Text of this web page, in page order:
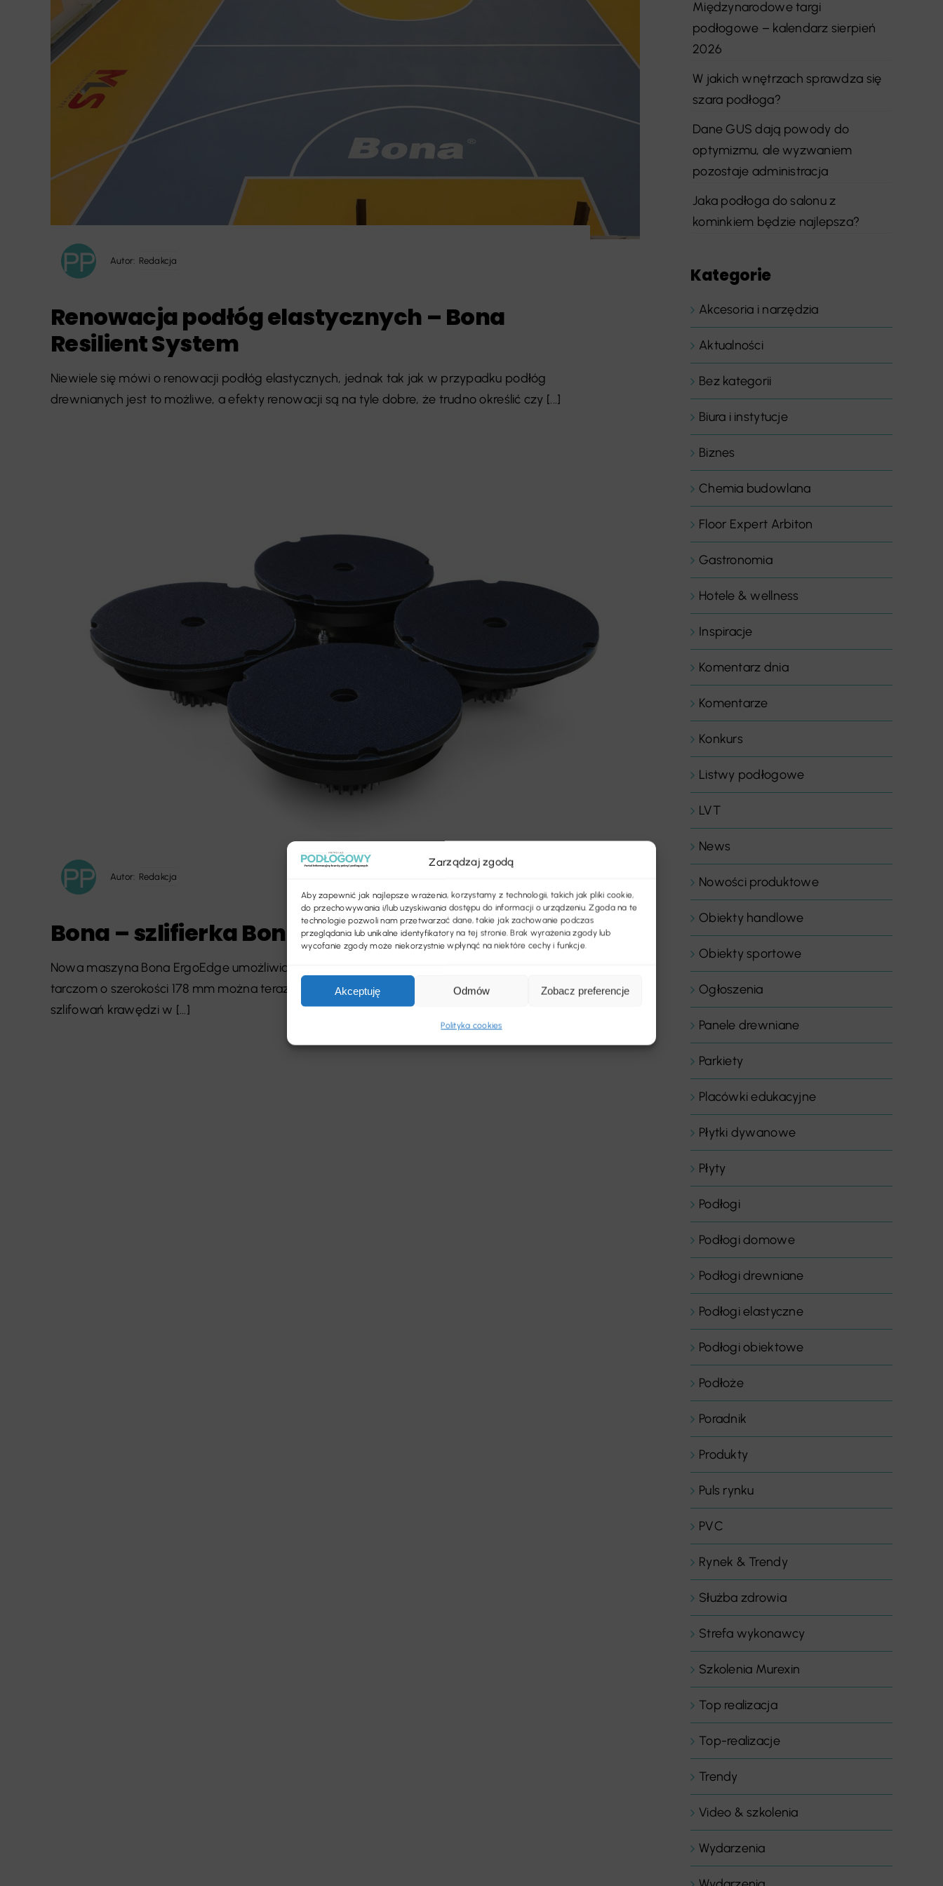
Zarządzaj zgodą
Aby zapewnić jak najlepsze wrażenia, korzystamy z technologii, takich jak pliki cookie,
do przechowywania i/lub uzyskiwania dostępu do informacji o urządzeniu. Zgoda na te
technologie pozwoli nam przetwarzać dane, takie jak zachowanie podczas
przeglądania lub unikalne identyfikatory na tej stronie. Brak wyrażenia zgody lub
wycofanie zgody może niekorzystnie wpłynąć na niektóre cechy i funkcje.
Akceptuję Odmów Zobacz preferencje
Polityka cookies
Autor: Redakcja
Renowacja podłóg elastycznych – Bona
Resilient System
Niewiele się mówi o renowacji podłóg elastycznych, jednak tak jak w przypadku podłóg
drewnianych jest to możliwe, a efekty renowacji są na tyle dobre, że trudno określić czy [...]
Autor: Redakcja
Bona – szlifierka Bona ErgoEdge
Nowa maszyna Bona ErgoEdge umożliwia szlifowanie szerzej i bliżej niż kiedykolwiek. Dzięki
tarczom o szerokości 178 mm można teraz wykonywać nawet do 90 proc. wszystkich
szlifowań krawędzi w [...]
Międzynarodowe targi
podłogowe – kalendarz sierpień
2026
W jakich wnętrzach sprawdza się
szara podłoga?
Dane GUS dają powody do
optymizmu, ale wyzwaniem
pozostaje administracja
Jaka podłoga do salonu z
kominkiem będzie najlepsza?
Kategorie
Akcesoria i narzędzia
Aktualności
Bez kategorii
Biura i instytucje
Biznes
Chemia budowlana
Floor Expert Arbiton
Gastronomia
Hotele & wellness
Inspiracje
Komentarz dnia
Komentarze
Konkurs
Listwy podłogowe
LVT
News
Nowości produktowe
Obiekty handlowe
Obiekty sportowe
Ogłoszenia
Panele drewniane
Parkiety
Placówki edukacyjne
Płytki dywanowe
Płyty
Podłogi
Podłogi domowe
Podłogi drewniane
Podłogi elastyczne
Podłogi obiektowe
Podłoże
Poradnik
Produkty
Puls rynku
PVC
Rynek & Trendy
Służba zdrowia
Strefa wykonawcy
Szkolenia Murexin
Top realizacja
Top-realizacje
Trendy
Video & szkolenia
Wydarzenia